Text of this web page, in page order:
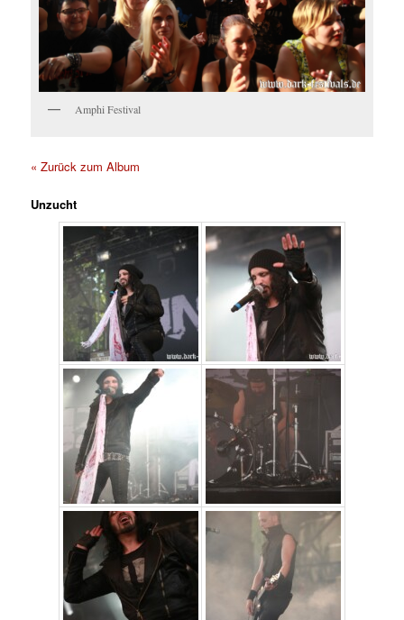
Amphi Festival
« Zurück zum Album
Unzucht